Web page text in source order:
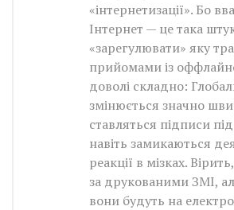
«інтернетизації». Бо
Інтернет — це така
«зарегулювати» яку
прийомами із
доволі складно:
змінюється значно
ставляться підписи
навіть замикаються
реакції в мізках.
за друкованими ЗМІ,
вони будуть на